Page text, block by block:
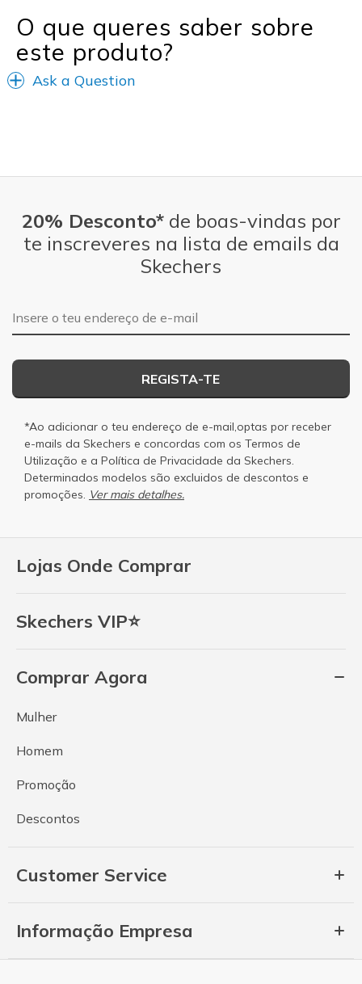
O que queres saber sobre
este produto?
Ask a Question
Lojas Onde Comprar
Skechers VIP⭐
Comprar Agora
Mulher
Homem
Promoção
Descontos
Customer Service
Informação Empresa
20% Desconto*de boas-vindas por
te inscreveres na lista de emails da
Skechers
Endereço de e-mail
REGISTA-TE
*Ao adicionar o teu endereço de e-mail,optas por receber
e-mails da Skechers e concordas com os Termos de
Utilização e a Política de Privacidade da Skechers.
Determinados modelos são excluidos de descontos e
promoções. Ver mais detalhes.